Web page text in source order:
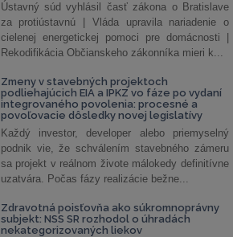
Ústavný súd vyhlásil časť zákona o Bratislave
za protiústavnú | Vláda upravila nariadenie o
cielenej energetickej pomoci pre domácnosti |
Rekodifikácia Občianskeho zákonníka mieri k...
Zmeny v stavebných projektoch
podliehajúcich EIA a IPKZ vo fáze po vydaní
integrovaného povolenia: procesné a
povoľovacie dôsledky novej legislatívy
Každý investor, developer alebo priemyselný
podnik vie, že schválením stavebného zámeru
sa projekt v reálnom živote málokedy definitívne
uzatvára. Počas fázy realizácie bežne...
Zdravotná poisťovňa ako súkromnoprávny
subjekt: NSS SR rozhodol o úhradách
nekategorizovaných liekov